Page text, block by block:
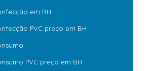
em BH
PVC preço em BH
PVC preço em BH